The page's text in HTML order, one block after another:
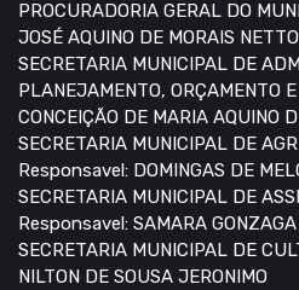
PROCURADORIA GERAL DO
JOSÉ AQUINO DE MORAIS NETTO
SECRETARIA MUNICIPAL DE
PLANEJAMENTO, ORÇAMENTO
CONCEIÇÃO DE MARIA AQUINO
SECRETARIA MUNICIPAL DE
Responsavel: DOMINGAS DE
SECRETARIA MUNICIPAL DE
Responsavel: SAMARA
SECRETARIA MUNICIPAL DE
NILTON DE SOUSA JERONIMO